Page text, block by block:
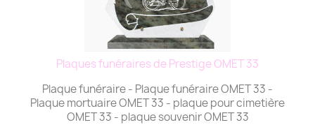
Plaques funéraires de Prestige OMET 33
Plaque funéraire - Plaque funéraire OMET 33 -
Plaque mortuaire OMET 33 - plaque pour cimetière
OMET 33 - plaque souvenir OMET 33